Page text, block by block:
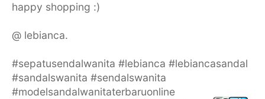
happy shopping :)
@ lebianca.
#sepatusendalwanita #lebianca #lebiancasandal
#sandalswanita #sendalswanita
#modelsandalwanitaterbaruonline